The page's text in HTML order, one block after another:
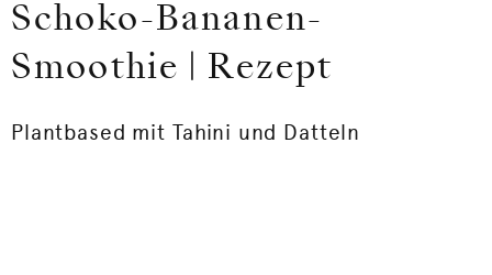
Schoko-Bananen-
Smoothie | Rezept
Plantbased mit Tahini und Datteln